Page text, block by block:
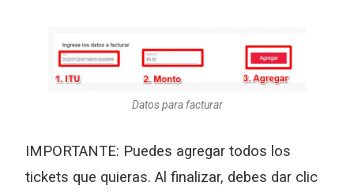
Datos para facturar
IMPORTANTE: Puedes agregar todos los
tickets que quieras. Al finalizar, debes dar clic